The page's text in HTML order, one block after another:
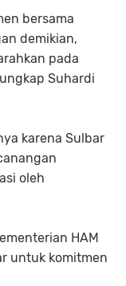
bersama
demikian,
pada
Suhardi
karena Sulbar
oleh
HAM
untuk komitmen